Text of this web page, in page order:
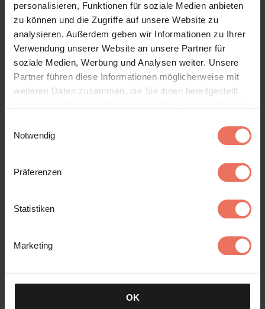
personalisieren, Funktionen für soziale Medien anbieten
zu können und die Zugriffe auf unsere Website zu
analysieren. Außerdem geben wir Informationen zu Ihrer
Verwendung unserer Website an unsere Partner für
soziale Medien, Werbung und Analysen weiter. Unsere
Partner führen diese Informationen möglicherweise mit
weiteren Daten zusammen, die Sie ihnen bereitgestellt
Cookies, wenn Sie unsere Webseite weiterhin nutzen.
Notwendig
Präferenzen
Statistiken
Marketing
OK